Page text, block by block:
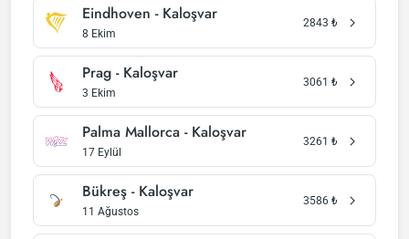
Eindhoven - Kaloşvar
8 Ekim
2843 ₺
Prag - Kaloşvar
3 Ekim
3061 ₺
Palma Mallorca - Kaloşvar
17 Eylül
3261 ₺
Bükreş - Kaloşvar
11 Ağustos
3586 ₺